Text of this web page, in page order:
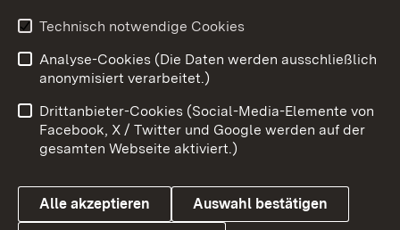
Technisch notwendige Cookies
Analyse-Cookies (Die Daten werden ausschließlich
anonymisiert verarbeitet.)
Drittanbieter-Cookies (Social-Media-Elemente von
Facebook, X / Twitter und Google werden auf der
gesamten Webseite aktiviert.)
Alle akzeptieren Auswahl bestätigen